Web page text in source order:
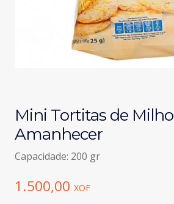
Mini Tortitas de Milho
Amanhecer
Capacidade: 200 gr
1.500,00 XOF